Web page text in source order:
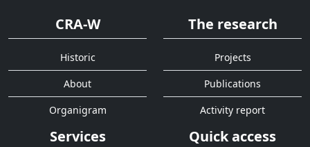
CRA-W
Historic
About
Organigram
The research
Projects
Publications
Activity report
Services Quick access